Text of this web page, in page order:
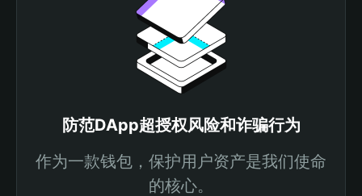
防范DApp超授权风险和诈骗行为
作为一款钱包，保护用户资产是我们使命
的核心。